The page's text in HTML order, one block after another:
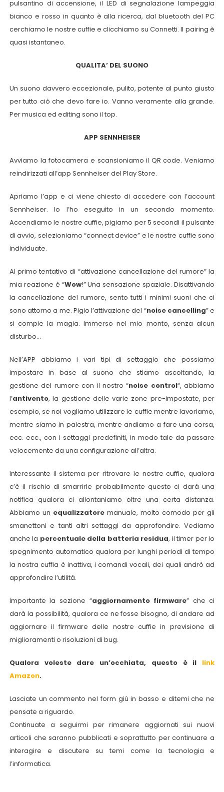
pulsantino di accensione, il LED di segnalazione lampeggia
bianco e rosso in quanto è alla ricerca, dal bluetooth del PC
cerchiamo le nostre cuffie e clicchiamo su Connetti. Il pairing è
quasi istantaneo.
QUALITA’ DEL SUONO
Un suono davvero eccezionale, pulito, potente al punto giusto
per tutto ciò che devo fare io. Vanno veramente alla grande.
Per musica ed editing sono il top.
APP SENNHEISER
Avviamo la fotocamera e scansioniamo il QR code. Veniamo
reindirizzati all’app Sennheiser del Play Store.
Apriamo l’app e ci viene chiesto di accedere con l’account
Sennheiser. Io l’ho eseguito in un secondo momento.
Accendiamo le nostre cuffie, pigiamo per 5 secondi il pulsante
di avvio, selezioniamo “connect device” e le nostre cuffie sono
individuate.
Al primo tentativo di “attivazione cancellazione del rumore” la
mia reazione è “Wow!” Una sensazione spaziale. Disattivando
la cancellazione del rumore, sento tutti i minimi suoni che ci
sono attorno a me. Pigio l’attivazione del “noise cancelling” e
si compie la magia. Immerso nel mio monto, senza alcun
disturbo…
Nell’APP abbiamo i vari tipi di settaggio che possiamo
impostare in base al suono che stiamo ascoltando, la
gestione del rumore con il nostro “noise control“, abbiamo
l’antivento, la gestione delle varie zone pre-impostate, per
esempio, se noi vogliamo utilizzare le cuffie mentre lavoriamo,
mentre siamo in palestra, mentre andiamo a fare una corsa,
ecc. ecc., con i settaggi predefiniti, in modo tale da passare
velocemente da una configurazione all’altra.
Interessante il sistema per ritrovare le nostre cuffie, qualora
c’è il rischio di smarrirle probabilmente questo ci darà una
notifica qualora ci allontaniamo oltre una certa distanza.
Abbiamo un equalizzatoremanuale, molto comodo per gli
smanettoni e tanti altri settaggi da approfondire. Vediamo
anche la percentuale della batteria residua, il timer per lo
spegnimento automatico qualora per lunghi periodi di tempo
la nostra cuffia è inattiva, i comandi vocali, dei quali andrò ad
approfondire l’utilità.
Importante la sezione “aggiornamento firmware” che ci
darà la possibilità, qualora ce ne fosse bisogno, di andare ad
aggiornare il firmware delle nostre cuffie in previsione di
miglioramenti o risoluzioni di bug.
Qualora voleste dare un’occhiata, questo è il link
Amazon.
Lasciate un commento nel form giù in basso e ditemi che ne
pensate a riguardo.
Continuate a seguirmi per rimanere aggiornati sui nuovi
articoli che saranno pubblicati e soprattutto per continuare a
interagire e discutere su temi come la tecnologia e
l’informatica.